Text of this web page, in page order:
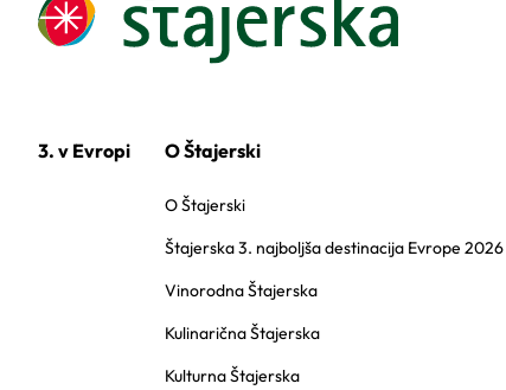
3. v Evropi O Štajerski
O Štajerski
Štajerska 3. najboljša destinacija Evrope 2026
Vinorodna Štajerska
Kulinarična Štajerska
Kulturna Štajerska